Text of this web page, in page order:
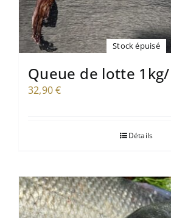
Stock épuisé
Queue de lotte
32,90€
Détails